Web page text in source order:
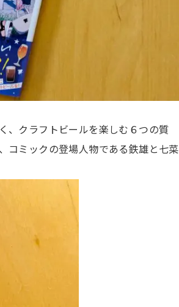
クラフトビールを楽しむ６つの質
コミックの登場人物である鉄雄と七菜